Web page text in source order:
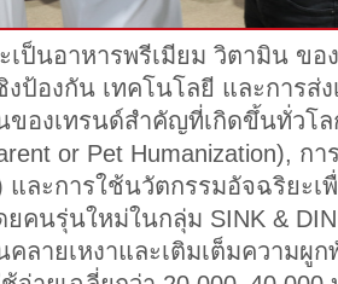
เป็นอาหารพรีเมียม วิตามิน ขอ
ป้องกัน เทคโนโลยี และการส่
องเทรนด์สำคัญที่เกิดขึ้นทั่วโล
or Pet Humanization), ก
และการใช้นวัตกรรมอัจฉริยะเ
ยคนรุ่นใหม่ในกลุ่ม SINK &
คลายเหงาและเติมเต็มความ